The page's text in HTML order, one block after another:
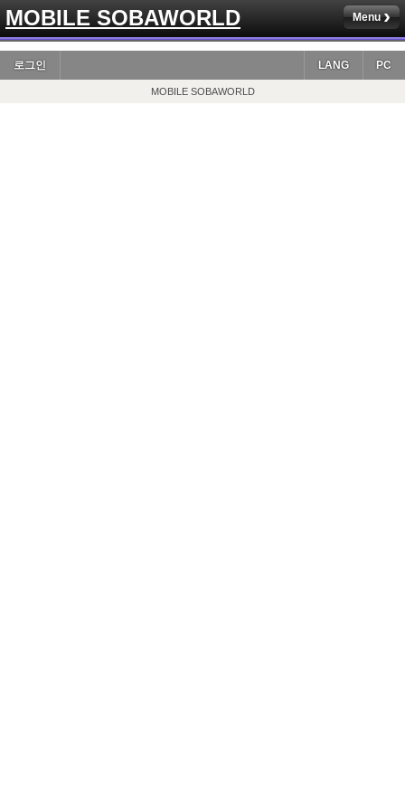
MOBILE SOBAWORLD Menu
로그인 PC
LANG
MOBILE SOBAWORLD